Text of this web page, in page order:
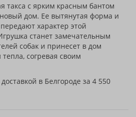
такса с ярким красным бантом
дом. Ее вытянутая форма и
характер этой
станет замечательным
собак и принесет в дом
согревая своим
в Белгороде за 4 550